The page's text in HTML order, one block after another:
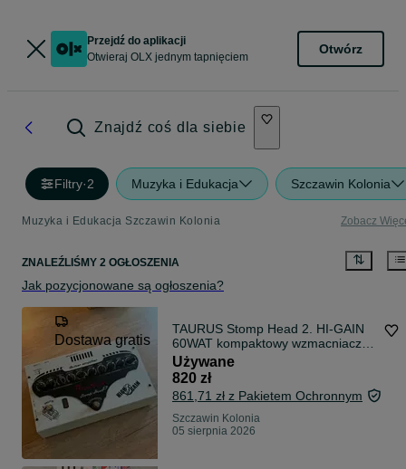
Przejdź do aplikacji
Otwieraj OLX jednym tapnięciem
Otwórz
Znajdź coś dla siebie
Filtry·2 Muzyka i Edukacja Szczawin Kolonia
Muzyka i Edukacja Szczawin Kolonia Zobacz
ZNALEŹLIŚMY 2 OGŁOSZENIA
Jak pozycjonowane są ogłoszenia?
Dostawa gratis
TAURUS Stomp Head 2. HI-GAIN
60WAT kompaktowy wzmacniacz
lampowy
Używane
820 zł
861,71 zł z Pakietem Ochronnym
Szczawin Kolonia
05 sierpnia 2026